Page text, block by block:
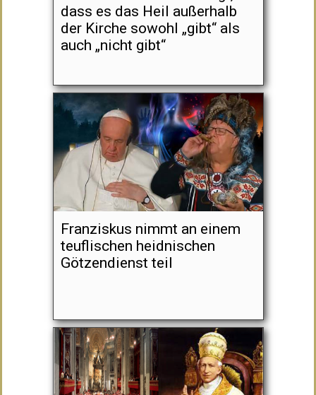
dass es das Heil außerhalb
der Kirche sowohl „gibt“ als
auch „nicht gibt“
Franziskus nimmt an einem
teuflischen heidnischen
Götzendienst teil